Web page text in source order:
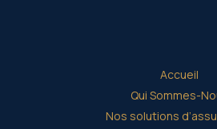
Accueil
Qui Sommes-
Nos solutions